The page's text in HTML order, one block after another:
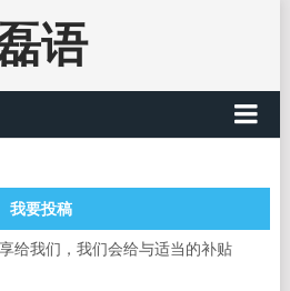
语
我要投稿
给我们，我们会给与适当的补贴